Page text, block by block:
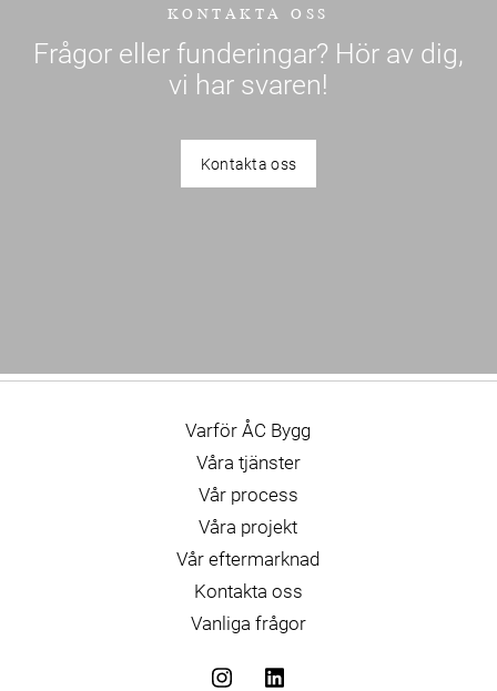
KONTAKTA OSS
Frågor eller funderingar? Hör av dig,
vi har svaren!
Kontakta oss
Varför ÅC Bygg
Våra tjänster
Vår process
Våra projekt
Vår eftermarknad
Kontakta oss
Vanliga frågor